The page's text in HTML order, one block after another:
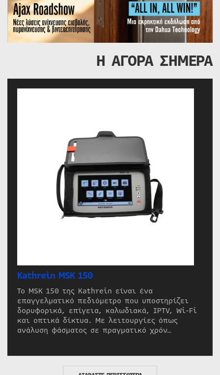
Η ΑΓΟΡΑ ΣΗΜΕΡΑ
Kathrein MSK 150
Το MSK 150 της Kathrein είναι ένα
επαγγελματικό πεδιόμετρο που υποστηρίζει
δορυφορικά, επίγεια, καλωδιακά, IPTV, Wi-Fi
και οπτικά δίκτυα. Με λειτουργίες όπως
ανάλυση φάσματος σε πραγματικό χρόν…